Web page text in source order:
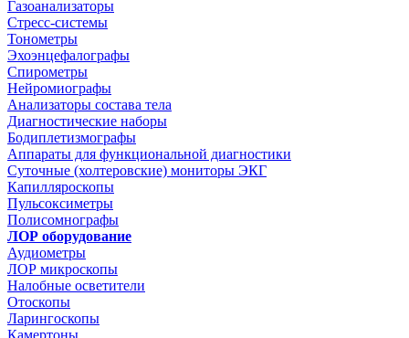
Газоанализаторы
Стресс-системы
Тонометры
Эхоэнцефалографы
Спирометры
Нейромиографы
Анализаторы состава тела
Диагностические наборы
Бодиплетизмографы
Аппараты для функциональной диагностики
Суточные (холтеровские) мониторы ЭКГ
Капилляроскопы
Пульсоксиметры
Полисомнографы
ЛОР оборудование
Аудиометры
ЛОР микроскопы
Налобные осветители
Отоскопы
Ларингоскопы
Камертоны